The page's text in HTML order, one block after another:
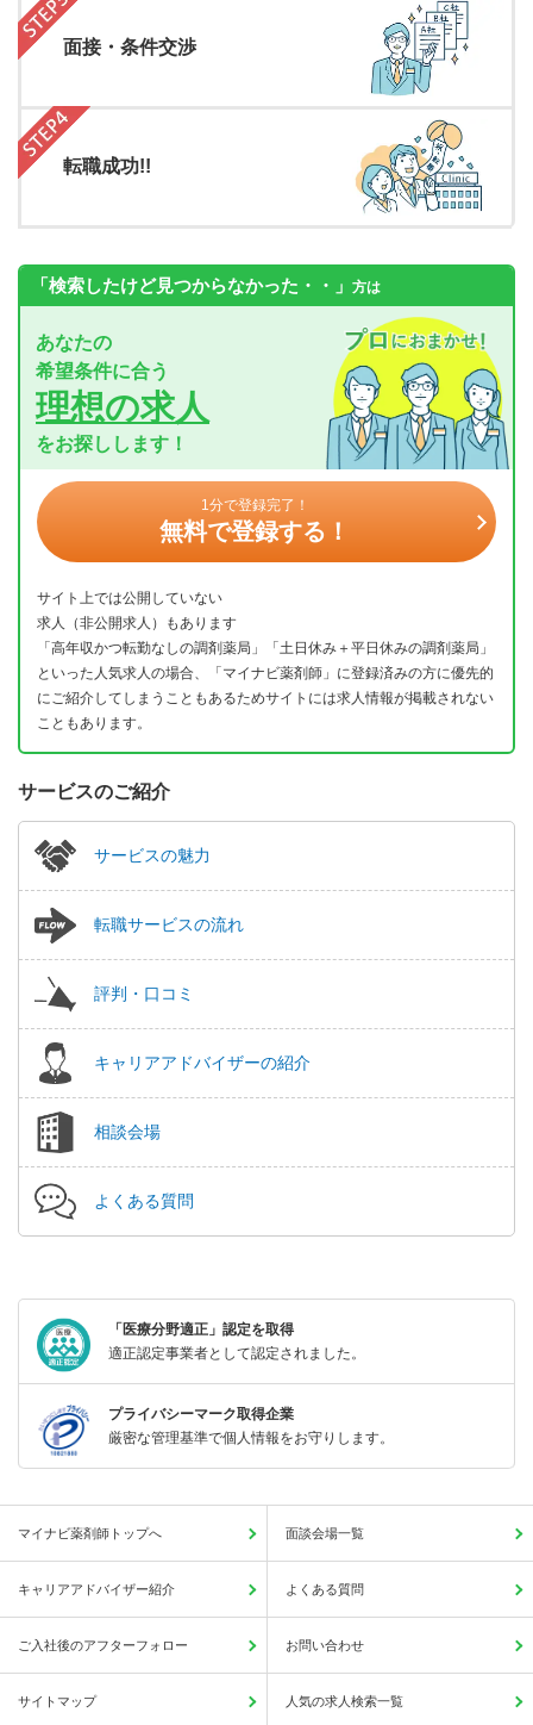
面接・条件交渉
転職成功!!
「検索したけど見つからなかった・・」 方は
あなたの
希望条件に合う
理想の求人
をお探しします！
1分で登録完了！
無料で登録する！
サイト上では公開していない
求人（非公開求人）もあります
「高年収かつ転勤なしの調剤薬局」「土日休み＋平日休みの調剤薬局」
といった人気求人の場合、「マイナビ薬剤師」に登録済みの方に優先的
にご紹介してしまうこともあるためサイトには求人情報が掲載されない
こともあります。
サービスのご紹介
サービスの魅力
転職サービスの流れ
評判・口コミ
キャリアアドバイザーの紹介
相談会場
よくある質問
「医療分野適正」認定を取得
適正認定事業者として認定されました。
プライバシーマーク取得企業
厳密な管理基準で個人情報をお守りします。
マイナビ薬剤師トップへ 面談会場一覧
キャリアアドバイザー紹介 よくある質問
ご入社後のアフターフォロー お問い合わせ
サイトマップ 人気の求人検索一覧